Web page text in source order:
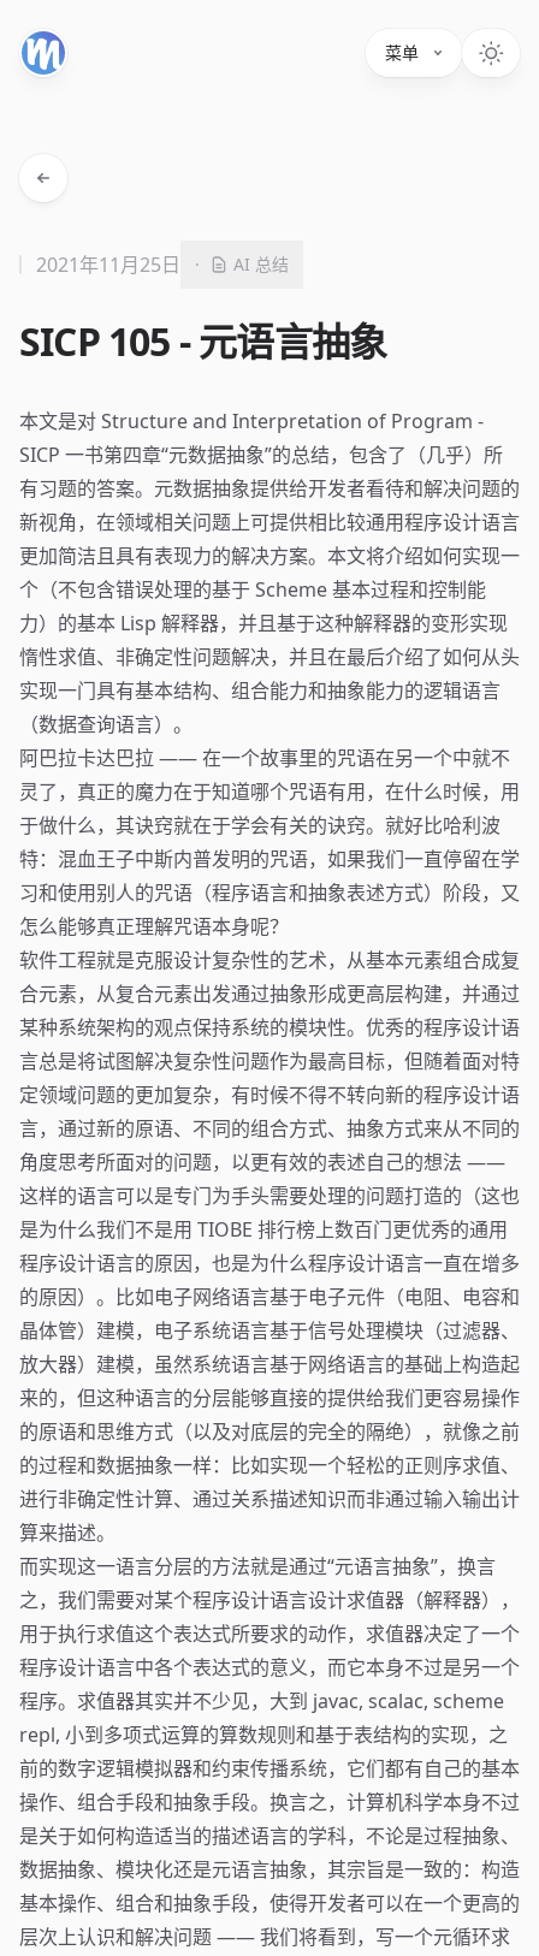
菜单
SICP 105 - 元语言抽象
2021年11月25日 · AI 总结
本文是对 Structure and Interpretation of Program -
SICP 一书第四章“元数据抽象”的总结，包含了（几乎）所
有习题的答案。元数据抽象提供给开发者看待和解决问题的
新视角，在领域相关问题上可提供相比较通用程序设计语言
更加简洁且具有表现力的解决方案。本文将介绍如何实现一
个（不包含错误处理的基于 Scheme 基本过程和控制能
力）的基本 Lisp 解释器，并且基于这种解释器的变形实现
惰性求值、非确定性问题解决，并且在最后介绍了如何从头
实现一门具有基本结构、组合能力和抽象能力的逻辑语言
（数据查询语言）。
阿巴拉卡达巴拉 —— 在一个故事里的咒语在另一个中就不
灵了，真正的魔力在于知道哪个咒语有用，在什么时候，用
于做什么，其诀窍就在于学会有关的诀窍。就好比哈利波
特：混血王子中斯内普发明的咒语，如果我们一直停留在学
习和使用别人的咒语（程序语言和抽象表述方式）阶段，又
怎么能够真正理解咒语本身呢？
软件工程就是克服设计复杂性的艺术，从基本元素组合成复
合元素，从复合元素出发通过抽象形成更高层构建，并通过
某种系统架构的观点保持系统的模块性。优秀的程序设计语
言总是将试图解决复杂性问题作为最高目标，但随着面对特
定领域问题的更加复杂，有时候不得不转向新的程序设计语
言，通过新的原语、不同的组合方式、抽象方式来从不同的
角度思考所面对的问题，以更有效的表述自己的想法 ——
这样的语言可以是专门为手头需要处理的问题打造的（这也
是为什么我们不是用 TIOBE 排行榜上数百门更优秀的通用
程序设计语言的原因，也是为什么程序设计语言一直在增多
的原因）。比如电子网络语言基于电子元件（电阻、电容和
晶体管）建模，电子系统语言基于信号处理模块（过滤器、
放大器）建模，虽然系统语言基于网络语言的基础上构造起
来的，但这种语言的分层能够直接的提供给我们更容易操作
的原语和思维方式（以及对底层的完全的隔绝），就像之前
的过程和数据抽象一样：比如实现一个轻松的正则序求值、
进行非确定性计算、通过关系描述知识而非通过输入输出计
算来描述。
而实现这一语言分层的方法就是通过“元语言抽象”，换言
之，我们需要对某个程序设计语言设计求值器（解释器），
用于执行求值这个表达式所要求的动作，求值器决定了一个
程序设计语言中各个表达式的意义，而它本身不过是另一个
程序。求值器其实并不少见，大到 javac, scalac, scheme
repl, 小到多项式运算的算数规则和基于表结构的实现，之
前的数字逻辑模拟器和约束传播系统，它们都有自己的基本
操作、组合手段和抽象手段。换言之，计算机科学本身不过
是关于如何构造适当的描述语言的学科，不论是过程抽象、
数据抽象、模块化还是元语言抽象，其宗旨是一致的：构造
基本操作、组合和抽象手段，使得开发者可以在一个更高的
层次上认识和解决问题 —— 我们将看到，写一个元循环求